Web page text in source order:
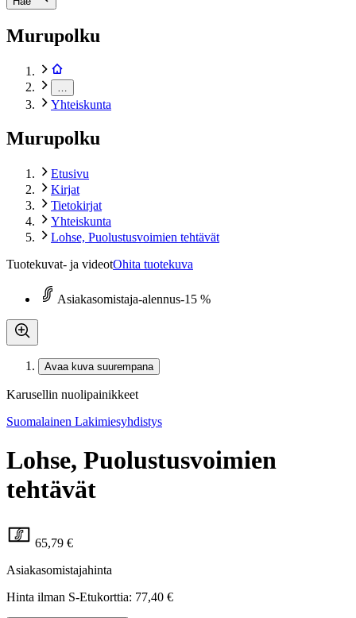
Murupolku
Yhteiskunta
Murupolku
Etusivu
Kirjat
Tietokirjat
Yhteiskunta
Lohse, Puolustusvoimien tehtävät
Tuotekuvat- ja videotOhita tuotekuva
Asiakasomistaja-alennus-15 %
Avaa kuva suurempana
Karusellin nuolipainikkeet
Suomalainen Lakimiesyhdistys
Lohse, Puolustusvoimien
tehtävät
65,79 €
Asiakasomistajahinta
Hinta ilman S-Etukorttia: 77,40 €